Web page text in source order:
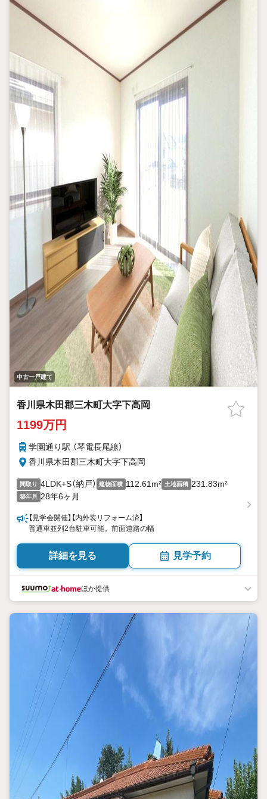
中古一戸建て
香川県木田郡三木町大字下高岡
1199万円
学園通り駅 （琴電長尾線）
香川県木田郡三木町大字下高岡
間取り 4LDK+S（納戸） 建物面積 112.61m² 土地面積 231.83m²
築年月 28年6ヶ月
【見学会開催】【内外装リフォーム済】
普通車並列2台駐車可能。前面道路の幅
詳細を見る 見学予約
ほか提供